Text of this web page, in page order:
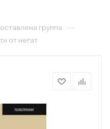
группа —
от негат